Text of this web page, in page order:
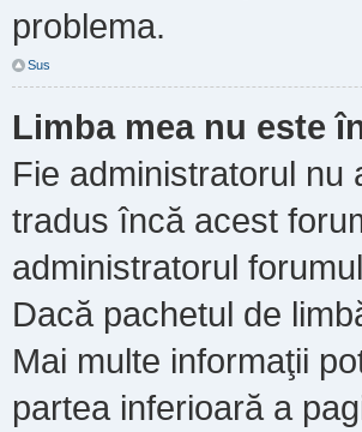
problema.
Sus
Limba mea nu este
Fie administratorul nu
tradus încă acest
administratorul
Dacă pachetul de
Mai multe informaţii
partea inferioară a